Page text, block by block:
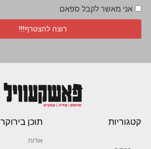
אני מאשר לקבל ספאם
רוצה להצטרף!!!
קטגוריות תוכן
אודות